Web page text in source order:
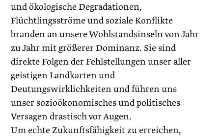
und ökologische Degradationen,
Flüchtlingsströme und soziale Konflikte
branden an unsere Wohlstandsinseln von Jahr
zu Jahr mit größerer Dominanz. Sie sind
direkte Folgen der Fehlstellungen unser aller
geistigen Landkarten und
Deutungswirklichkeiten und führen uns
unser sozioökonomisches und politisches
Versagen drastisch vor Augen.
Um echte Zukunftsfähigkeit zu erreichen,